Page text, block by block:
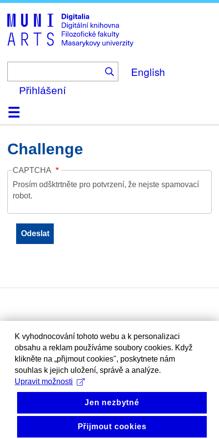
to
main
content
English
Přihlášení
DomůKolekce
Prohlížení
Vyhledávání
O platformě
Nápověda
KontaktDigitalia
Challenge
CAPTCHA
Prosím odšktrtněte pro potvrzení, že nejste spamovací
robot.
K vyhodnocování tohoto webu a k personalizaci
obsahu a reklam používáme soubory cookies. Když
klikněte na „přijmout cookies", poskytnete nám
souhlas k jejich uložení, správě a analýze.
Upravit možnosti
Jen nezbytné
Přijmout cookies